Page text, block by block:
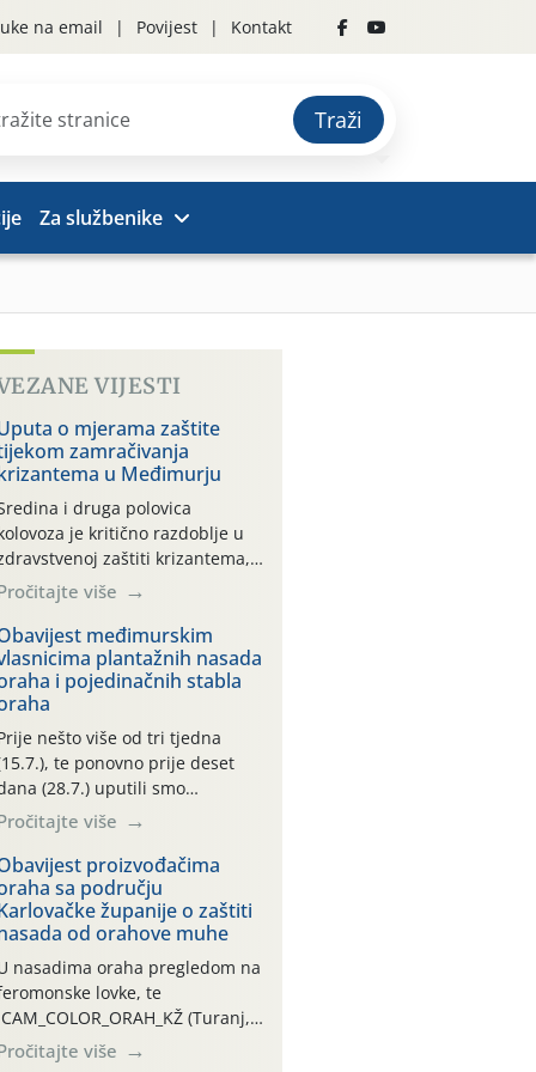
na email Povijest Kontakt
Traži
Za službenike
VIJESTI
o mjerama zaštite
zamračivanja
u Međimurju
i druga polovica
je kritično razdoblje u
zaštiti krizantema,
prije zamračivanja u proteklom
smo mjesecu tri puta upućivali
o preventivnim
zaštite krizantema od
uzročnika bolesti,
i fito-fagnih grinja (23.7.,
06.7.)! Na početku ovog
je zabilježeno je
i ekstremno vruće
razdoblje, uz
temperature […]
više
međimurskim
plantažnih nasada
i pojedinačnih stabla
nešto više od tri tjedna
te ponovno prije deset
(28.7.) uputili smo
vlasnicima plantažnih
nasada oraha i pojedinačnih
o početku leta i
potrebi usmjerenog
orahove muhe
completa)! Već
dana traje drugi
“toplinski udar”, koji
naročito izražen zadnja šest
(31.7.-05.8.), jer najviše
zraka svakodnevno
više
proizvođačima
sa području
županije o zaštiti
od orahove muhe
nasadima oraha pregledom na
lovke, te
CAM_COLOR_ORAH_KŽ (Turanj,
zabilježena je mala
više